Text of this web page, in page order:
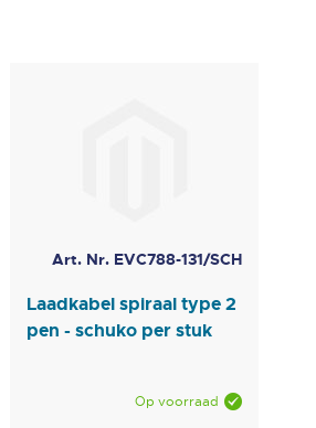
Art. Nr. EVC788-131/SCH
Laadkabel spiraal type 2
pen - schuko per stuk
Op voorraad